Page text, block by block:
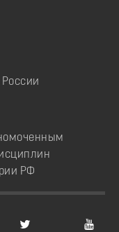
РФ